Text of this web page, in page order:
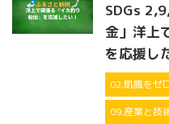
SDGs
金」洋上
を応援し
02.飢餓をゼ
09.産業と技